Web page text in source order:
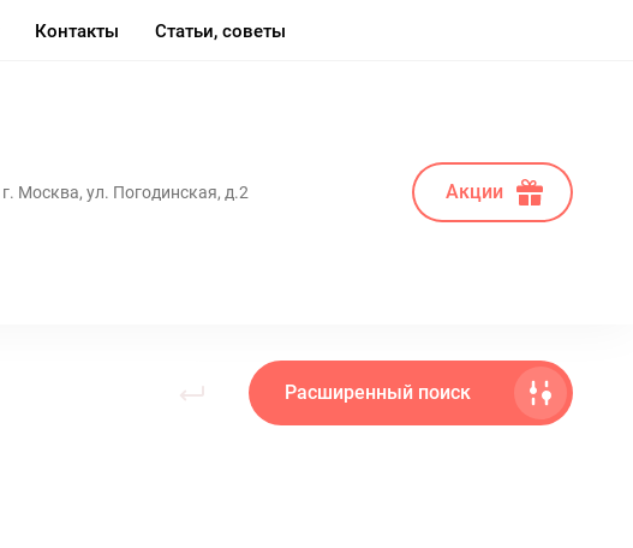
Контакты Статьи, советы
г. Москва, ул. Погодинская, д.2 Акции
Расширенный поиск